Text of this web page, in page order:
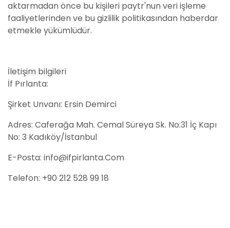
aktarmadan önce bu kişileri paytr'nun veri işleme
faaliyetlerinden ve bu gizlilik politikasından haberdar
etmekle yükümlüdür.
İletişim bilgileri
İf Pırlanta:
Şirket Unvanı: Ersin Demirci
Adres: Caferağa Mah. Cemal Süreya Sk. No:31 İç Kapı
No: 3 Kadıköy/İstanbul
E-Posta: info@ifpirlanta.Com
Telefon: +90 212 528 99 18